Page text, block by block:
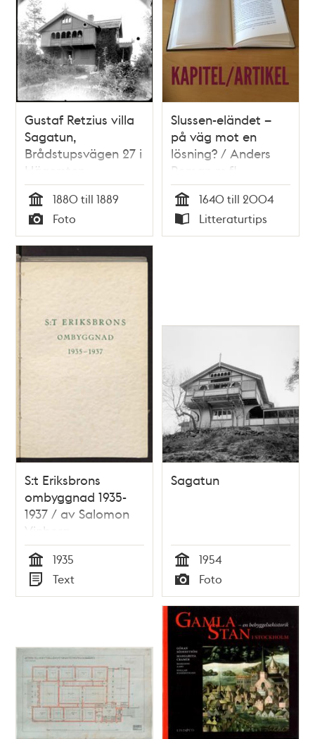
Gustaf Retzius villa
Sagatun,
Brådstupsvägen 27 i
Hägersten
Tid
1880 till 1889
Typ
Foto
Slussen-eländet –
på väg mot en
lösning? / Anders
Roman m.fl.
Tid
1640 till 2004
Typ
Litteraturtips
S:t Eriksbrons
ombyggnad 1935-
1937 / av Salomon
Vinberg
Tid
1935
Typ
Text
Sagatun
Tid
1954
Typ
Foto